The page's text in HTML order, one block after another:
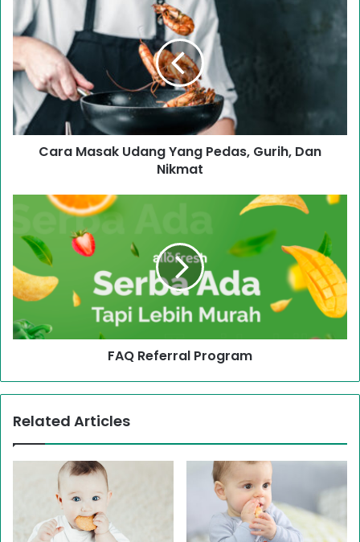
Cara Masak Udang Yang Pedas, Gurih, Dan
Nikmat
FAQ Referral Program
Related Articles